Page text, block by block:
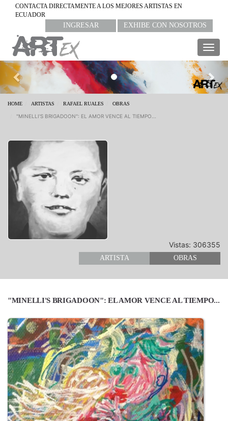
CONTACTA DIRECTAMENTE A LOS MEJORES ARTISTAS EN
ECUADOR
INGRESAR EXHIBE CON NOSOTROS
Previous
HOME ARTISTAS RAFAEL RUALES OBRAS
"MINELLI'S BRIGADOON": EL AMOR VENCE AL TIEMPO...
Vistas: 306355
ARTISTA OBRAS
"MINELLI'S BRIGADOON": EL AMOR VENCE AL TIEMPO...